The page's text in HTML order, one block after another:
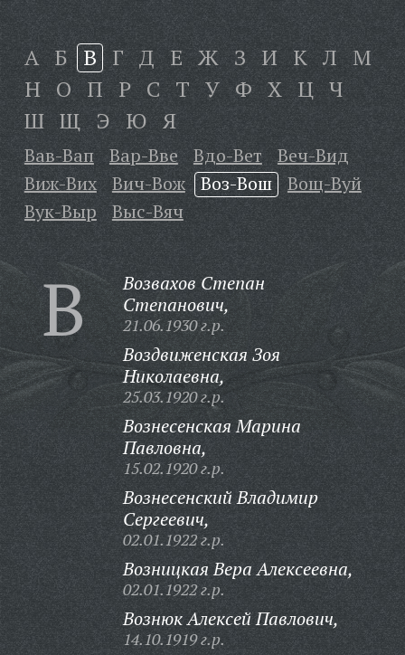
А Б В Г Д Е Ж З И К Л М
Н О П Р С Т У Ф Х Ц Ч
Ш Щ Э Ю Я
Вав-Вап Вар-Вве Вдо-Вет
Веч-Вид
Виж-Вих
Вич-Вож Воз-Вош
Вощ-Вуй
Вук-Выр
Выс-Вяч
В
Возвахов Степан
Степанович,
21.06.1930 г.р.
Воздвиженская Зоя
Николаевна,
25.03.1920 г.р.
Вознесенская Марина
Павловна,
15.02.1920 г.р.
Вознесенский Владимир
Сергеевич,
02.01.1922 г.р.
Возницкая Вера Алексеевна,
02.01.1922 г.р.
Вознюк Алексей Павлович,
14.10.1919 г.р.